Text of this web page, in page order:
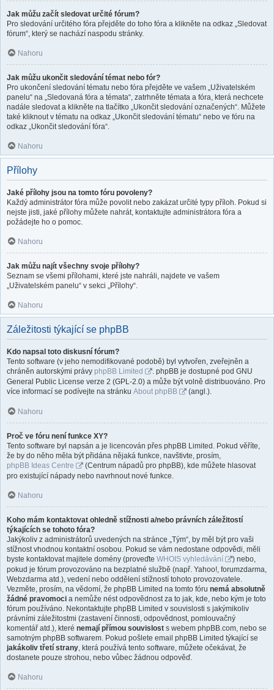
Jak můžu začít sledovat určité fórum?
Pro sledování určitého fóra přejděte do toho fóra a klikněte na odkaz „Sledovat
fórum“, který se nachází naspodu stránky.
Nahoru
Jak můžu ukončit sledování témat nebo fór?
Pro ukončení sledování tématu nebo fóra přejděte ve vašem „Uživatelském
panelu“ na „Sledovaná fóra a témata“, zatrhněte témata a fóra, která nechcete
nadále sledovat a klikněte na tlačítko „Ukončit sledování označených“. Můžete
také kliknout v tématu na odkaz „Ukončit sledování tématu“ nebo ve fóru na
odkaz „Ukončit sledování fóra“.
Nahoru
Přílohy
Jaké přílohy jsou na tomto fóru povoleny?
Každý administrátor fóra může povolit nebo zakázat určité typy příloh. Pokud si
nejste jisti, jaké přílohy můžete nahrát, kontaktujte administrátora fóra a
požádejte ho o pomoc.
Nahoru
Jak můžu najít všechny svoje přílohy?
Seznam se všemi přílohami, které jste nahráli, najdete ve vašem
„Uživatelském panelu“ v sekci „Přílohy“.
Nahoru
Záležitosti týkající se phpBB
Kdo napsal toto diskusní fórum?
Tento software (v jeho nemodifikované podobě) byl vytvořen, zveřejněn a
chráněn autorskými právy phpBB Limited
. phpBB je dostupné pod GNU
General Public License verze 2 (GPL-2.0) a může být volně distribuováno. Pro
více informací se podívejte na stránku About phpBB (angl.).
Nahoru
Proč ve fóru není funkce XY?
Tento software byl napsán a je licencován přes phpBB Limited. Pokud věříte,
že by do něho měla být přidána nějaká funkce, navštivte, prosím,
phpBB Ideas Centre
(Centrum nápadů pro phpBB), kde můžete hlasovat
pro existující nápady nebo navrhnout nové funkce.
Nahoru
Koho mám kontaktovat ohledně stížnosti a/nebo právních záležitostí
týkajících se tohoto fóra?
Jakýkoliv z administrátorů uvedených na stránce „Tým“, by měl být pro vaši
stížnost vhodnou kontaktní osobou. Pokud se vám nedostane odpovědi, měli
byste kontaktovat majitele domény (proveďte WHOIS vyhledávání
) nebo,
pokud je fórum provozováno na bezplatné službě (např. Yahoo!, forumzdarma,
Webzdarma atd.), vedení nebo oddělení stížností tohoto provozovatele.
Vezměte, prosím, na vědomí, že phpBB Limited na tomto fóru nemá absolutně
žádné pravomoci a nemůže nést odpovědnost za to jak, kde, nebo kým je toto
fórum používáno. Nekontaktujte phpBB Limited v souvislosti s jakýmikoliv
právními záležitostmi (zastavení činnosti, odpovědnost, pomlouvačný
komentář atd.), které nemají přímou souvislost s webem phpBB.com, nebo se
samotným phpBB softwarem. Pokud pošlete email phpBB Limited týkající se
jakákoliv třetí strany , která používá tento software, můžete očekávat, že
dostanete pouze strohou, nebo vůbec žádnou odpověď.
Nahoru